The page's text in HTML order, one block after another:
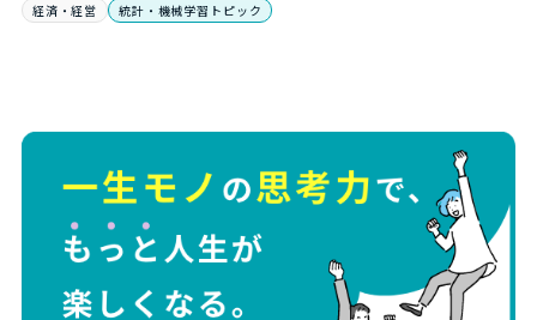
経済・経営 統計・機械学習トピック